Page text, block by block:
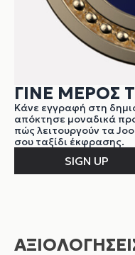
ΓΙΝΕ ΜΕΡΟΣ
Κάνε εγγραφή στη
απόκτησε μοναδικά
πώς λειτουργούν τα
σου ταξίδι έκφρασης.
SIGN UP